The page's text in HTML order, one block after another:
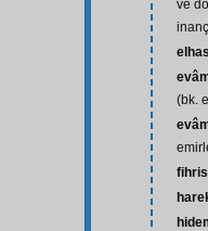
ve
(bk.